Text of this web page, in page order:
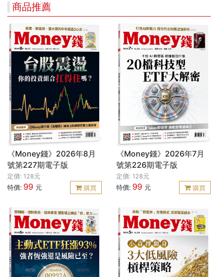
商品推薦
《Money錢》2026年8月
號第227期電子版
定價: 128元
特價: 99 元 購買
《Money錢》2026年7月
號第226期電子版
定價: 128元
特價: 99 元 購買